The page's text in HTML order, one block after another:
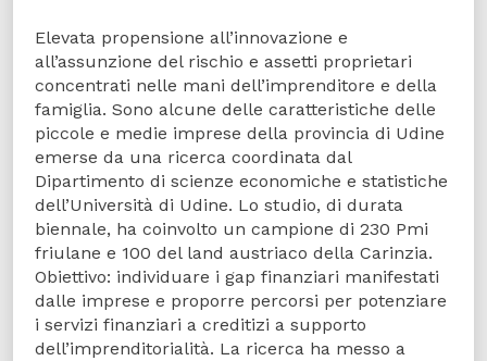
Elevata propensione all’innovazione e
all’assunzione del rischio e assetti proprietari
concentrati nelle mani dell’imprenditore e della
famiglia. Sono alcune delle caratteristiche delle
piccole e medie imprese della provincia di Udine
emerse da una ricerca coordinata dal
Dipartimento di scienze economiche e statistiche
dell’Università di Udine. Lo studio, di durata
biennale, ha coinvolto un campione di 230 Pmi
friulane e 100 del land austriaco della Carinzia.
Obiettivo: individuare i gap finanziari manifestati
dalle imprese e proporre percorsi per potenziare
i servizi finanziari a creditizi a supporto
dell’imprenditorialità. La ricerca ha messo a